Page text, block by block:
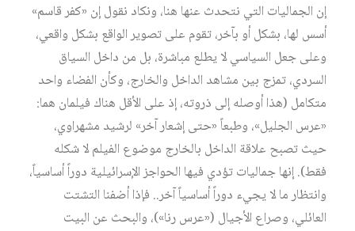
إن الجماليات التي نتحدث عنها هنا، ونكاد نقول إن «كفر قاسم»
أسس لها، بشكل أو بآخر، تقوم على تصوير الواقع بشكل واقعي،
وعلى جعل السياسي لا يطلع مباشرة، بل من داخل السياق
السردي، تمزج بين مشاهد الداخل والخارج، وكأن الفضاء واحد
متكامل (هذا أوصله إلى ذروته، إذ على الأقل هناك فيلمان هما:
«عرس الجليل»، وطبعاً «حتى إشعار آخر» لرشيد مشهراوي،
حيث تصبح علاقة الداخل بالخارج موضوع الفيلم لا شكله
فقط). إنها جماليات تؤدي فيها الحواجز الإسرائيلية دوراً أساسياً،
وانتظار ما لا يجيء دوراً أساسياً آخر.. فإذا أضفنا التشتت
العائلي، وصراع الأجيال («عرس رنا»)، والبحث عن البيت